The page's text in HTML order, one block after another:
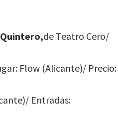
de Teatro Cero/
Flow (Alicante)/ Precio:
Entradas: